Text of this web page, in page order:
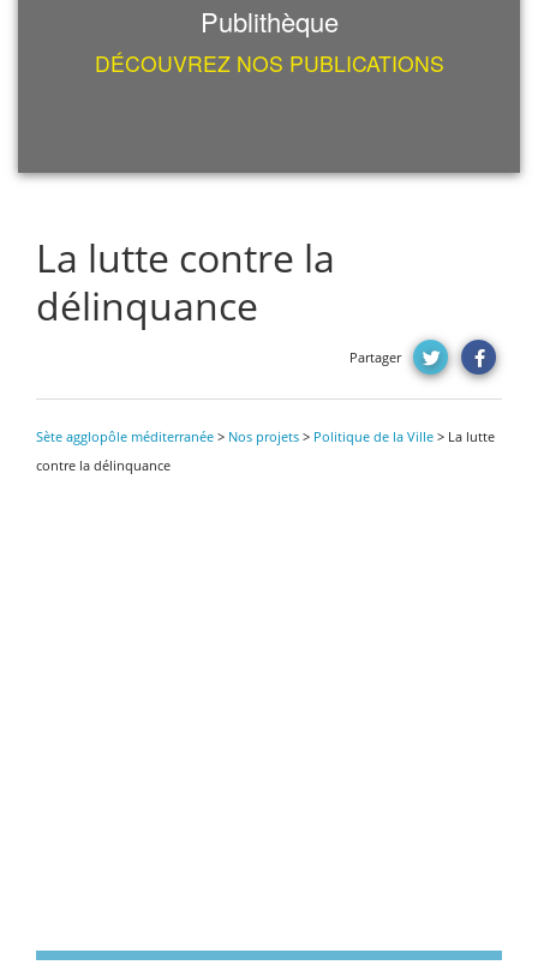
Publithèque
DÉCOUVREZ NOS PUBLICATIONS
La lutte contre la
délinquance
Partager
Sète agglopôle méditerranée > Nos projets > Politique de la Ville > La lutte
contre la délinquance